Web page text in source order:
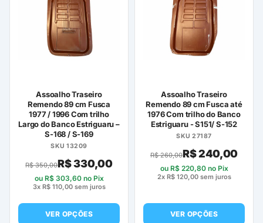
As
opções
podem
ser
página
do
produto
As
opções
podem
ser
página
do
produto
Assoalho Traseiro
Remendo 89 cm Fusca
1977 / 1996 Com trilho
Largo do Banco Estriguaru –
S-168 / S-169
SKU 13209
R$350,00R$330,00
ou R$303,60no Pix
3x R$110,00sem juros
VER OPÇÕES
Assoalho Traseiro
Remendo 89 cm Fusca até
1976 Com trilho do Banco
Estriguaru - S151/ S-152
SKU 27187
R$260,00R$240,00
ou R$220,80no Pix
2x R$120,00sem juros
VER OPÇÕES